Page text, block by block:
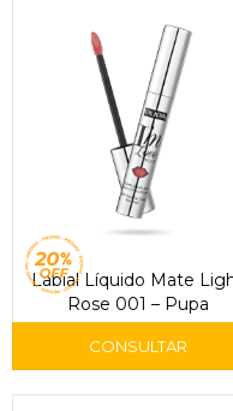
Labial Líquido Mate
Rose 001 – Pupa